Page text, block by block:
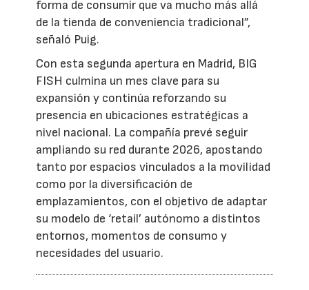
forma de consumir que va mucho más allá
de la tienda de conveniencia tradicional”,
señaló Puig.
Con esta segunda apertura en Madrid, BIG
FISH culmina un mes clave para su
expansión y continúa reforzando su
presencia en ubicaciones estratégicas a
nivel nacional. La compañía prevé seguir
ampliando su red durante 2026, apostando
tanto por espacios vinculados a la movilidad
como por la diversificación de
emplazamientos, con el objetivo de adaptar
su modelo de ‘retail’ autónomo a distintos
entornos, momentos de consumo y
necesidades del usuario.